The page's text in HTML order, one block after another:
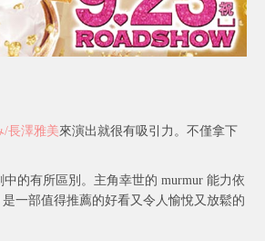
/長澤雅美來演出就很有吸引力。不僅拿下
的有所區別。主角幸世的 murmur 能力依
一部值得推薦的好看又令人愉悅又放鬆的